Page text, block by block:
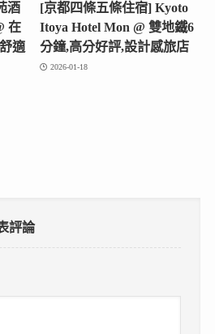
酒
在
適
[京都四條五條住宿] Kyoto
Itoya Hotel Mon @ 雙地鐵6
分鐘,高分好評,設計感旅店
2026-01-18
評論